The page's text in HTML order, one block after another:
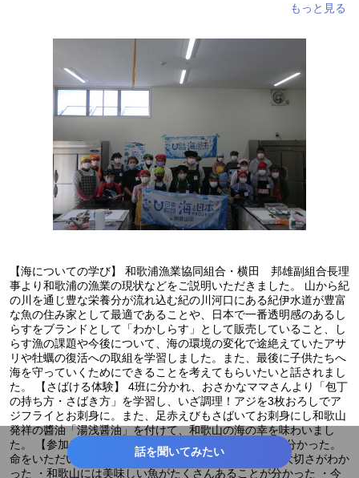
【海についての学び】 和歌浦漁業協同組合・横田 邦雄副組合長理
事より和歌浦の漁業の現状などをご説明いただきました。 山から紀
の川を通じ豊な栄養分が流れ込む紀の川河口にある紀伊水道が豊富
な魚の住み家として最適であることや、日本で一番透明感のあるし
らすをブランドとして「わかしらす」として販売していること、し
らす漁の課題や今後について、海の環境の変化で途絶えていたアサ
リや牡蠣の復活への取組を学習しました。また、最後に子供たちへ
海を守っていくためにできることを考えてもらいたいと話されまし
た。 【さばける体験】 4班に分かれ、おさかなママさんより「包丁
の持ち方・さばき方」を学習し、いざ調理！アジを3枚おろしでア
ジフライとお刺身に。また、足赤えびもさばいてお刺身にし和歌山
発祥の醬油「湯浅醤油」を付けて、和歌山の海の幸を味わいまし
た。 【参加者感想発表】 ・「いただきます」の意味が分かった。
命をいただいているから ・和歌山の海の幸に触れ海の大切さがわか
った ・和歌山には美味しい魚がたくさんあることが分かった ・今
話を聞いてみたい